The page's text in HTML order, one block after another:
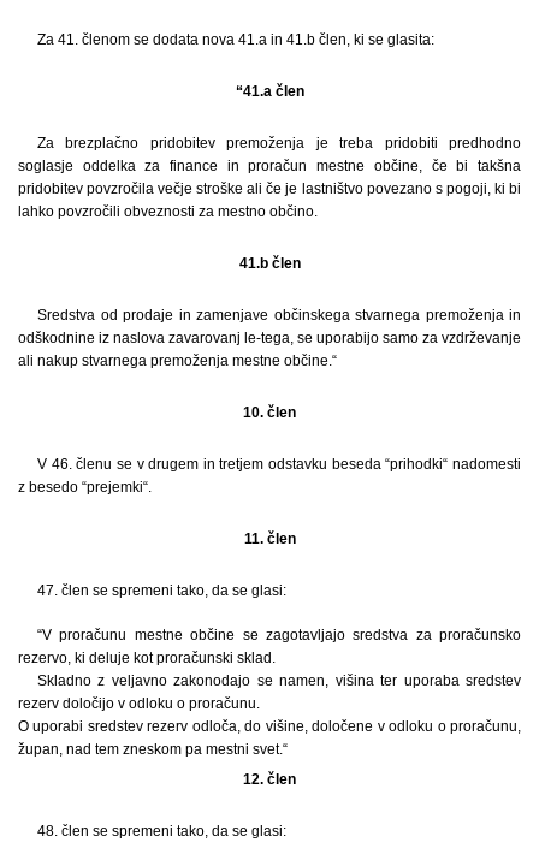
Za 41. členom se dodata nova 41.a in 41.b člen, ki se glasita:
“41.a člen
Za brezplačno pridobitev premoženja je treba pridobiti predhodno
soglasje oddelka za finance in proračun mestne občine, če bi takšna
pridobitev povzročila večje stroške ali če je lastništvo povezano s pogoji, ki bi
lahko povzročili obveznosti za mestno občino.
41.b člen
Sredstva od prodaje in zamenjave občinskega stvarnega premoženja in
odškodnine iz naslova zavarovanj le-tega, se uporabijo samo za vzdrževanje
ali nakup stvarnega premoženja mestne občine.“
10. člen
V 46. členu se v drugem in tretjem odstavku beseda “prihodki“ nadomesti
z besedo “prejemki“.
11. člen
47. člen se spremeni tako, da se glasi:
“V proračunu mestne občine se zagotavljajo sredstva za proračunsko
rezervo, ki deluje kot proračunski sklad.
Skladno z veljavno zakonodajo se namen, višina ter uporaba sredstev
rezerv določijo v odloku o proračunu.
O uporabi sredstev rezerv odloča, do višine, določene v odloku o proračunu,
župan, nad tem zneskom pa mestni svet.“
12. člen
48. člen se spremeni tako, da se glasi: